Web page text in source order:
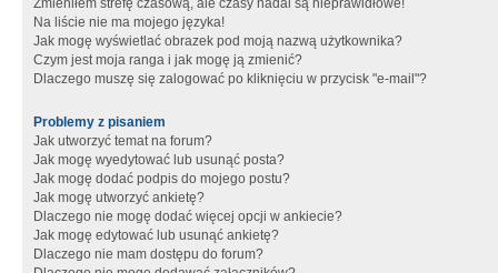
Zmieniłem strefę czasową, ale czasy nadal są nieprawidłowe!
Na liście nie ma mojego języka!
Jak mogę wyświetlać obrazek pod moją nazwą użytkownika?
Czym jest moja ranga i jak mogę ją zmienić?
Dlaczego muszę się zalogować po kliknięciu w przycisk "e-mail"?
Problemy z pisaniem
Jak utworzyć temat na forum?
Jak mogę wyedytować lub usunąć posta?
Jak mogę dodać podpis do mojego postu?
Jak mogę utworzyć ankietę?
Dlaczego nie mogę dodać więcej opcji w ankiecie?
Jak mogę edytować lub usunąć ankietę?
Dlaczego nie mam dostępu do forum?